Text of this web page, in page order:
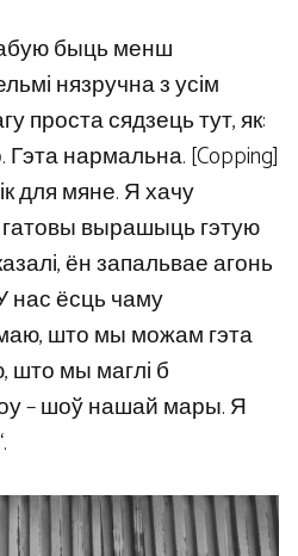
быць менш
нязручна з усім
проста сядзець тут, як:
нармальна. [Copping]
для мяне. Я хачу
гатовы вырашыць гэтую
ён запальвае агонь
нас ёсць чаму
што мы можам гэта
што мы маглі б
– шоў нашай мары. Я